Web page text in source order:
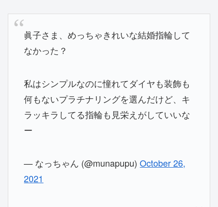
眞子さま、めっちゃきれいな結婚指輪して
なかった？
私はシンプルなのに憧れてダイヤも装飾も
何もないプラチナリングを選んだけど、キ
ラッキラしてる指輪も見栄えがしていいな
ー
— なっちゃん (@munapupu)October 26,
2021